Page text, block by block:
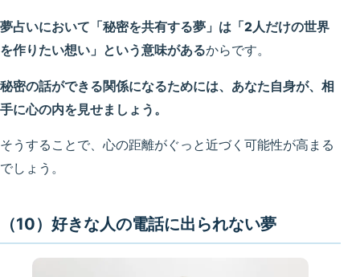
夢占いにおいて「秘密を共有する夢」は「2人だけの世界
を作りたい想い」という意味があるからです。
秘密の話ができる関係になるためには、あなた自身が、相
手に心の内を見せましょう。
そうすることで、心の距離がぐっと近づく可能性が高まる
でしょう。
（10）好きな人の電話に出られない夢